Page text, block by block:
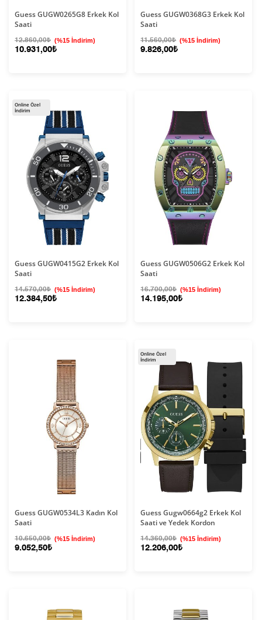
Guess GUGW0265G8 Erkek Kol
Saati
12.860,00₺ (%15 İndirim)
10.931,00₺
Guess GUGW0368G3 Erkek Kol
Saati
11.560,00₺ (%15 İndirim)
9.826,00₺
Online Özel
İndirim
Guess GUGW0415G2 Erkek Kol
Saati
14.570,00₺ (%15 İndirim)
12.384,50₺
Guess GUGW0506G2 Erkek Kol
Saati
16.700,00₺ (%15 İndirim)
14.195,00₺
Guess GUGW0534L3 Kadın Kol
Saati
10.650,00₺ (%15 İndirim)
9.052,50₺
Online Özel
İndirim
Guess Gugw0664g2 Erkek Kol
Saati ve Yedek Kordon
14.360,00₺ (%15 İndirim)
12.206,00₺